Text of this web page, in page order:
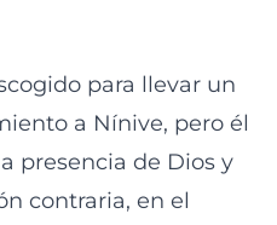
para llevar un
a Nínive, pero él
presencia de Dios y
contraria, en el